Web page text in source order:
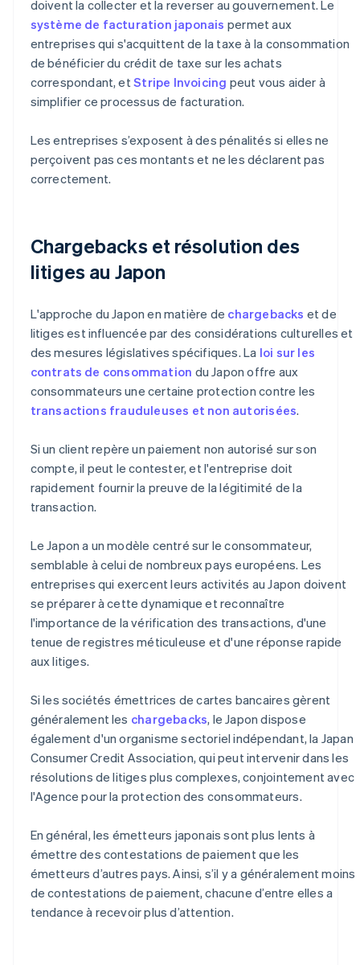
doivent la collecter et la reverser au gouvernement. Le
système de facturation japonais permet aux
entreprises qui s'acquittent de la taxe à la consommation
de bénéficier du crédit de taxe sur les achats
correspondant, etStripe Invoicing peut vous aider à
simplifier ce processus de facturation.
Les entreprises s’exposent à des pénalités si elles ne
perçoivent pas ces montants et ne les déclarent pas
correctement.
Chargebacks et résolution des
litiges au Japon
L'approche du Japon en matière de chargebacks et de
litiges est influencée par des considérations culturelles et
des mesures législatives spécifiques. La loi sur les
contrats de consommation du Japon offre aux
consommateurs une certaine protection contre les
transactions frauduleuses et non autorisées.
Si un client repère un paiement non autorisé sur son
compte, il peut le contester, et l'entreprise doit
rapidement fournir la preuve de la légitimité de la
transaction.
Le Japon a un modèle centré sur le consommateur,
semblable à celui de nombreux pays européens. Les
entreprises qui exercent leurs activités au Japon doivent
se préparer à cette dynamique et reconnaître
l'importance de la vérification des transactions, d'une
tenue de registres méticuleuse et d'une réponse rapide
aux litiges.
Si les sociétés émettrices de cartes bancaires gèrent
généralement les chargebacks, le Japon dispose
également d'un organisme sectoriel indépendant, la Japan
Consumer Credit Association, qui peut intervenir dans les
résolutions de litiges plus complexes, conjointement avec
l'Agence pour la protection des consommateurs.
En général, les émetteurs japonais sont plus lents à
émettre des contestations de paiement que les
émetteurs d’autres pays. Ainsi, s’il y a généralement moins
de contestations de paiement, chacune d’entre elles a
tendance à recevoir plus d’attention.